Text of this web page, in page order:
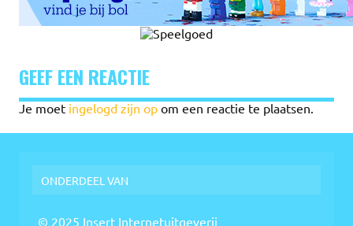
GEEF EEN REACTIE
Je moet ingelogd zijn op om een reactie te plaatsen.
ONDERDEEL VAN
© 2025 Insert Internetuitgeverij